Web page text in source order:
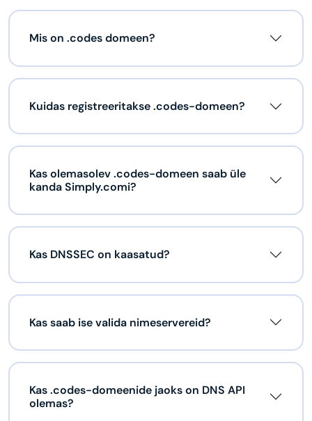
Mis on .codes domeen?
Kuidas registreeritakse .codes-domeen?
Kas olemasolev .codes-domeen saab üle
kanda Simply.comi?
Kas DNSSEC on kaasatud?
Kas saab ise valida nimeservereid?
Kas .codes-domeenide jaoks on DNS API
olemas?